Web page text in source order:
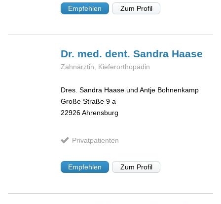
Empfehlen Zum Profil
Dr. med. dent. Sandra Haase
Zahnärztin, Kieferorthopädin
Dres. Sandra Haase und Antje Bohnenkamp
Große Straße 9 a
22926Ahrensburg
Privatpatienten
Empfehlen Zum Profil